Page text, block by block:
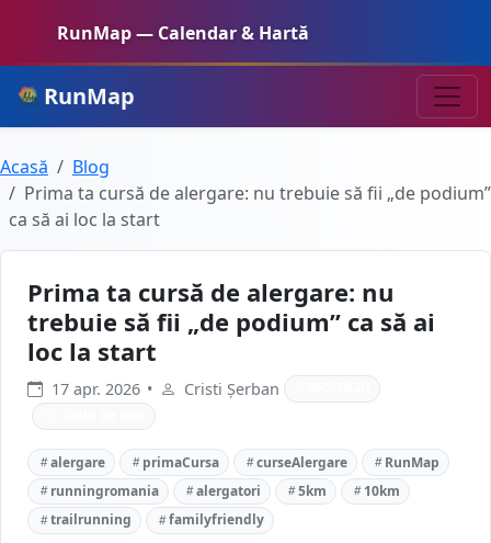
RunMap — Calendar & Hartă
RunMap
Acasă
Blog
Prima ta cursă de alergare: nu trebuie să fii „de podium”
ca să ai loc la start
Prima ta cursă de alergare: nu
trebuie să fii „de podium” ca să ai
loc la start
17 apr. 2026 • Cristi Șerban
alergare primaCursa curseAlergare
RunMap
runningromania
alergatori 5km
10km
trailrunning
familyfriendly